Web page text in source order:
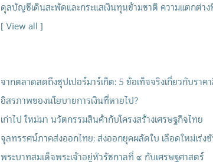
ดุลบัญชีเดินสะพัดและกระแสเงินทุนข้ามชาติ ความแตกต่าง
[View all ]
จากตลาดสดถึงซุปเปอร์มาร์เก็ต: 5 ข้อเท็จจริงเกี่ยวกับราค
อิสรภาพของนโยบายการเงินที่หายไป?
เก่าไป ใหม่มา นวัตกรรมสินค้ากับโครงสร้างเศรษฐกิจไทย
จุลทรรศน์ภาคส่งออกไทย: ส่งออกยุคผลัดใบ เลือดใหม่เร่ง
พระบาทสมเด็จพระเจ้าอยู่หัวรัชกาลที่ ๙ กับเศรษฐศาสตร์